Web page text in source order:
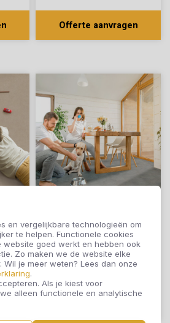
en vergelijkbare technologieën om
te helpen. Functionele cookies
website goed werkt en hebben ook
Zo maken we de website elke
Wil je meer weten? Lees dan onze
.
Als je kiest voor
we alleen functionele en analytische
Offerte aanvragen
Stone BP365 Jura
623
€36,95